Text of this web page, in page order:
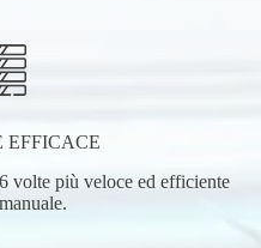
EFFICACE
volte più veloce ed efficiente